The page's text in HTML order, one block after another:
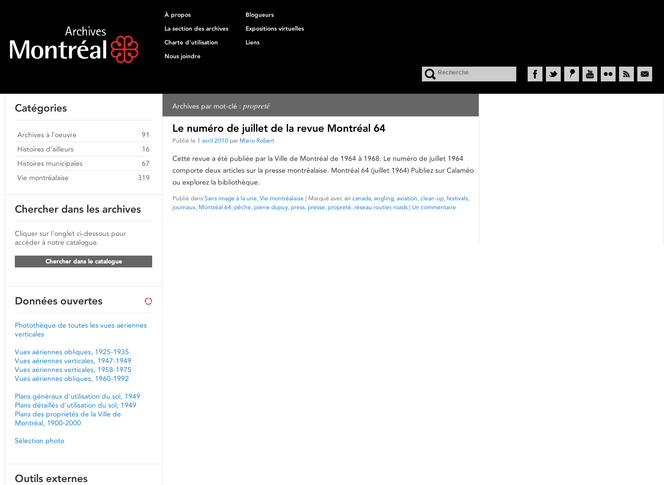
À propos
Blogueurs
La section des archives
Expositions virtuelles
Charte d'utilisation
Liens
Nous joindre
Archives par mot-clé : propreté
Le numéro de juillet de la revue Montréal 64
Publié le 1 avril 2010 par Mario Robert
Cette revue a été publiée par la Ville de Montréal de 1964 à 1968. Le numéro de juillet 1964
comporte deux articles sur la presse montréalaise. Montréal 64 (juillet 1964) Publiez sur Calaméo
ou explorez la bibliothèque.
Publié dans Sans image à la une, Vie montréalaise | Marqué avec air canada, angling, aviation, clean-up, festivals,
journaux, Montréal 64, pêche, pierre dupuy, press, presse, propreté, réseau routier, roads | Un commentaire
Catégories
Archives à l'oeuvre
91
Histoires d'ailleurs
16
Histoires municipales
67
Vie montréalaise
319
Chercher dans les archives
Cliquer sur l'onglet ci-dessous pour
accéder à notre catalogue.
Chercher dans le catalogue
Données ouvertes
Photothèque de toutes les vues aériennes
verticales
Vues aériennes obliques, 1925-1935
Vues aériennes verticales, 1947-1949
Vues aériennes verticales, 1958-1975
Vues aériennes obliques, 1960-1992
Plans généraux d'utilisation du sol, 1949
Plans détaillés d'utilisation du sol, 1949
Plans des propriétés de la Ville de
Montréal, 1900-2000
Sélection photo
Outils externes